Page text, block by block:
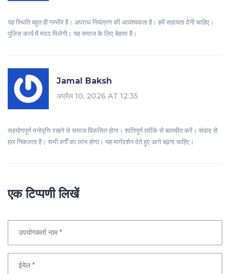
यह स्थिति बहुत ही गम्भीर है। अपराध नियंत्रण की आवश्यकता है। हमें सहायता देनी चाहिए।
पुलिस कार्य में मदद मिलेगी। यह समाज के लिए बेहतर है।
Jamal Baksh
अप्रैल 10, 2026 AT 12:35
सहयोगपूर्ण मनोवृत्ति रखने से समाज विकसित होगा। शांतिपूर्ण तरीके से बातचीत करें। संवाद से
हल निकलता है। सभी वर्गों का लाभ होगा। यह मार्गदर्शन देते हुए आगे बढ़ना चाहिए।
एक टिप्पणी लिखें